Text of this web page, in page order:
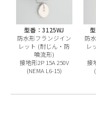
型番：3125WJ
防水形フランジイン
レット (耐じん・防
噴流形)
接地形2P 15A 250V
(NEMA L6-15)
防
レ
接